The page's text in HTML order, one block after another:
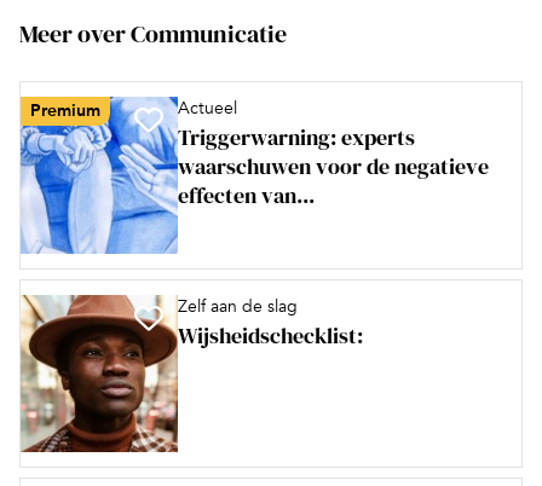
Meer over Communicatie
Premium Actueel
Triggerwarning: experts
waarschuwen voor de negatieve
effecten van...
Zelf aan de slag
Wijsheidschecklist: